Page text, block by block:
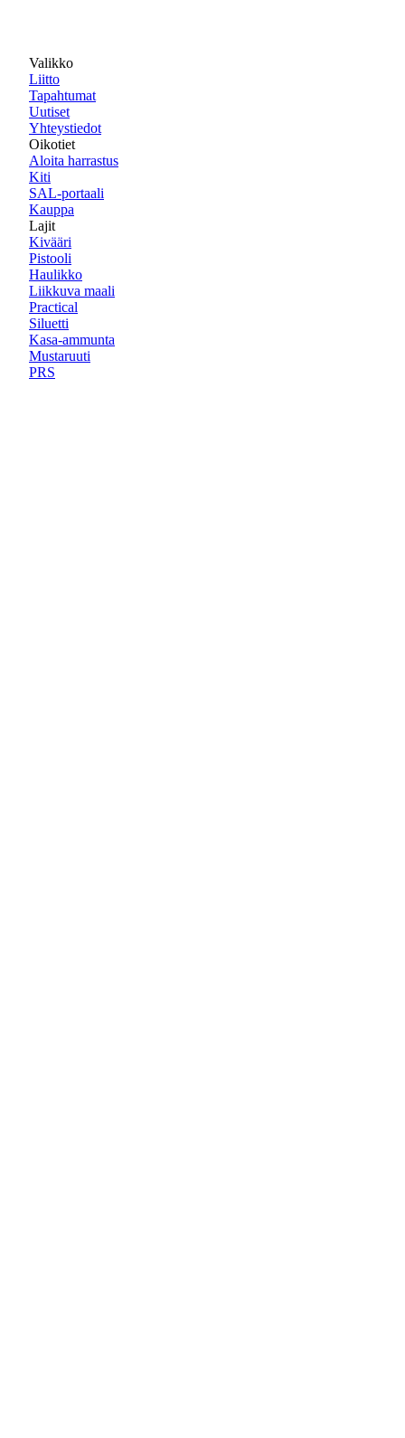
Valikko
Liitto
Tapahtumat
Uutiset
Yhteystiedot
Oikotiet
Aloita harrastus
Kiti
SAL-portaali
Kauppa
Lajit
Kivääri
Pistooli
Haulikko
Liikkuva maali
Practical
Siluetti
Kasa-ammunta
Mustaruuti
PRS